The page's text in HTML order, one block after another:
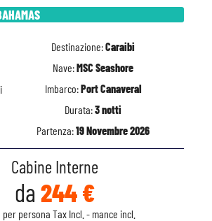
Destinazione:Caraibi
Nave:MSC Seashore
Imbarco:Port Canaveral
Durata:3 notti
Partenza:19 Novembre 2026
Cabine Interne
da 244 €
per persona Tax Incl. - mance incl.